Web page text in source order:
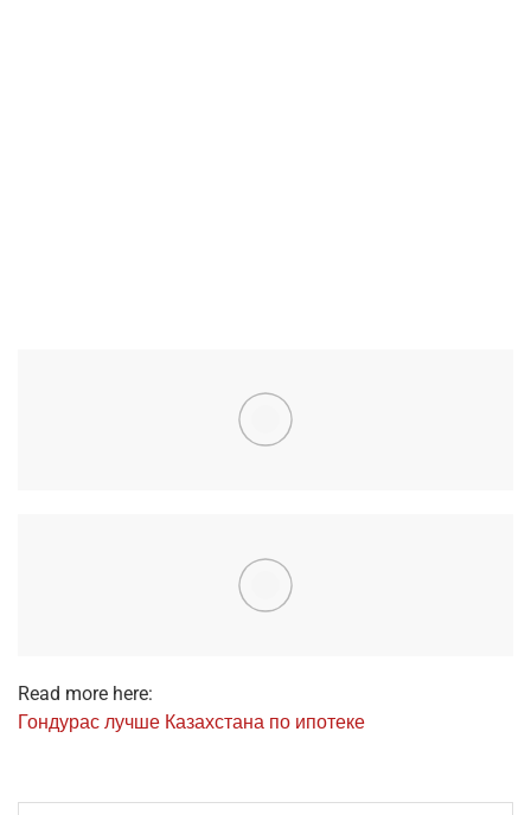
Read more here:
Гон­ду­рас луч­ше Казах­ста­на по ипотеке